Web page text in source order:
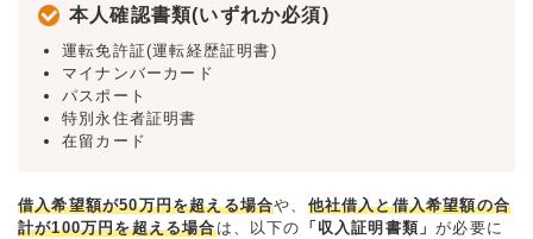
本人確認書類(いずれか必須)
運転免許証(運転経歴証明書)
マイナンバーカード
パスポート
特別永住者証明書
在留カード
借入希望額が50万円を超える場合や、 他社借入と借入希望額の合
計が100万円を超える場合は、以下の 「収入証明書類」が必要に